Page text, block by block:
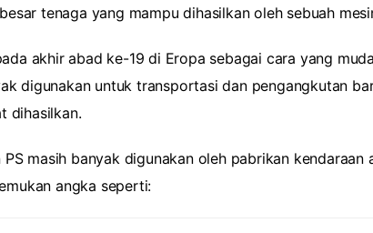
tenaga yang mampu dihasilkan oleh sebuah
akhir abad ke-19 di Eropa sebagai cara yang
digunakan untuk transportasi dan pengangkutan
dihasilkan.
masih banyak digunakan oleh pabrikan
angka seperti: